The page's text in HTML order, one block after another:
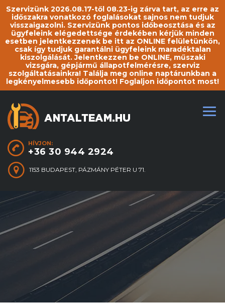
Szervizünk 2026.08.17-től 08.23-ig zárva tart, az erre az
időszakra vonatkozó foglalásokat sajnos nem tudjuk
visszaigazolni. Szervizünk pontos időbeosztása és az
ügyfeleink elégedettsége érdekében kérjük minden
esetben jelentkezzenek be itt az ONLINE felületünkön,
csak így tudjuk garantálni ügyfeleink maradéktalan
kiszolgálását. Jelentkezzen be ONLINE, műszaki
vizsgára, gépjármű állapotfelmérésre, szerviz
szolgáltatásainkra! Találja meg online naptárunkban a
legkényelmesebb időpontot! Foglaljon időpontot most!
HÍVJON:
+36 30 944 2924
1153 BUDAPEST, PÁZMÁNY PÉTER U 71.